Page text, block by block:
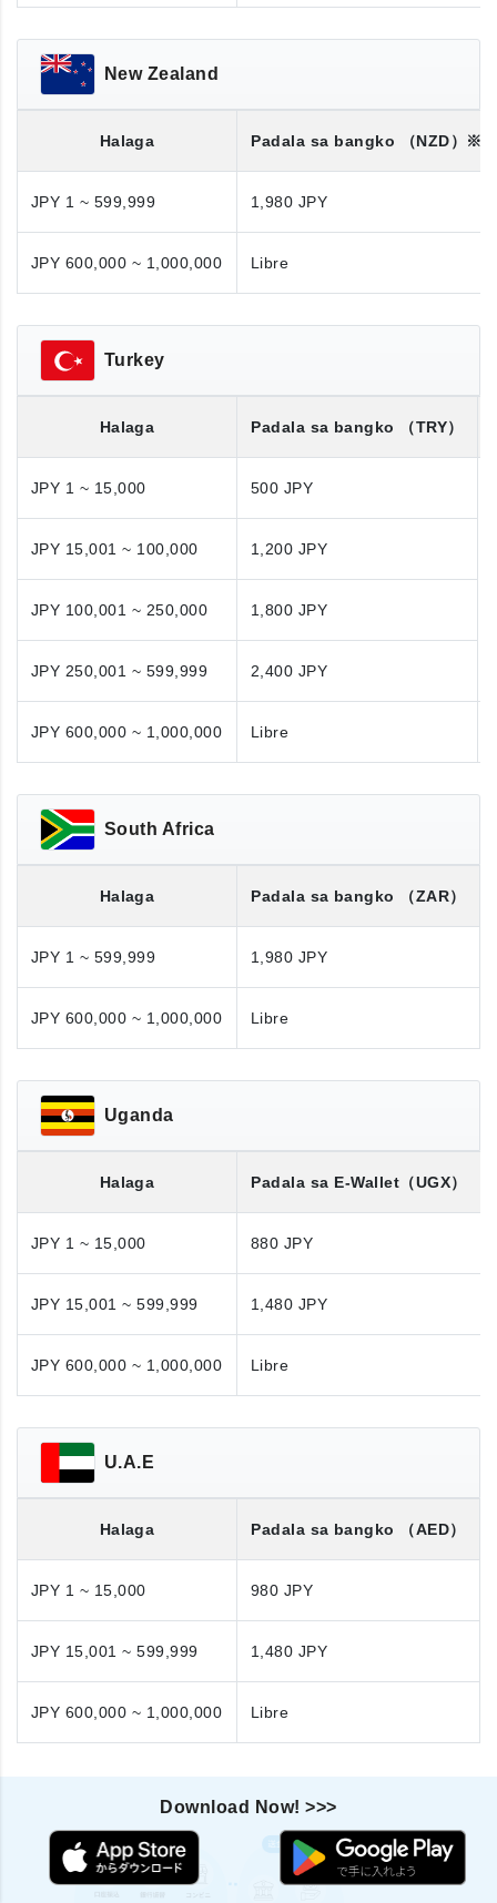
New Zealand
Halaga Padala sa bangko （NZD）※
JPY 1 ~ 599,999 1,980 JPY
JPY 600,000 ~ 1,000,000 Libre
Turkey
Halaga Padala sa bangko （TRY）
JPY 1 ~ 15,000 500 JPY
JPY 15,001 ~ 100,000 1,200 JPY
JPY 100,001 ~ 250,000 1,800 JPY
JPY 250,001 ~ 599,999 2,400 JPY
JPY 600,000 ~ 1,000,000 Libre
South Africa
Halaga Padala sa bangko （ZAR）
JPY 1 ~ 599,999 1,980 JPY
JPY 600,000 ~ 1,000,000 Libre
Uganda
Halaga Padala sa E-Wallet （UGX）
JPY 1 ~ 15,000
880 JPY
JPY 15,001 ~ 599,999
1,480 JPY
JPY 600,000 ~ 1,000,000 Libre
U.A.E
Halaga Padala sa bangko （AED）
JPY 1 ~ 15,000
980 JPY
JPY 15,001 ~ 599,999
1,480 JPY
JPY 600,000 ~ 1,000,000 Libre
Download Now! >>>